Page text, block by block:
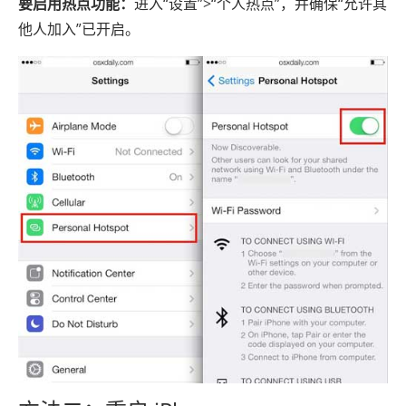
他人加入”已开启。